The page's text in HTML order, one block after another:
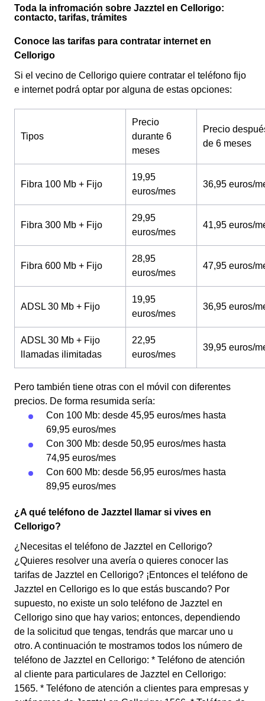
Toda la infromación sobre Jazztel en Cellorigo:
contacto, tarifas, trámites
Conoce las tarifas para contratar internet en
Cellorigo
Si el vecino de Cellorigo quiere contratar el teléfono fijo
e internet podrá optar por alguna de estas opciones:
Tipos
Precio
durante 6
meses
Precio
de 6 meses
Fibra 100 Mb + Fijo
19,95
euros/mes
36,95 euros/
Fibra 300 Mb + Fijo
29,95
euros/mes
41,95 euros/
Fibra 600 Mb + Fijo
28,95
euros/mes
47,95 euros/
ADSL 30 Mb + Fijo
19,95
euros/mes
36,95 euros/
ADSL 30 Mb + Fijo
llamadas ilimitadas
22,95
euros/mes
39,95 euros/
Pero también tiene otras con el móvil con diferentes
precios. De forma resumida sería:
Con 100 Mb: desde 45,95 euros/mes hasta
69,95 euros/mes
Con 300 Mb: desde 50,95 euros/mes hasta
74,95 euros/mes
Con 600 Mb: desde 56,95 euros/mes hasta
89,95 euros/mes
¿A qué teléfono de Jazztel llamar si vives en
Cellorigo?
¿Necesitas el teléfono de Jazztel en Cellorigo?
¿Quieres resolver una avería o quieres conocer las
tarifas de Jazztel en Cellorigo? ¡Entonces el teléfono de
Jazztel en Cellorigo es lo que estás buscando? Por
supuesto, no existe un solo teléfono de Jazztel en
Cellorigo sino que hay varios; entonces, dependiendo
de la solicitud que tengas, tendrás que marcar uno u
otro. A continuación te mostramos todos los número de
teléfono de Jazztel en Cellorigo: * Teléfono de atención
al cliente para particulares de Jazztel en Cellorigo:
1565. * Teléfono de atención a clientes para empresas y